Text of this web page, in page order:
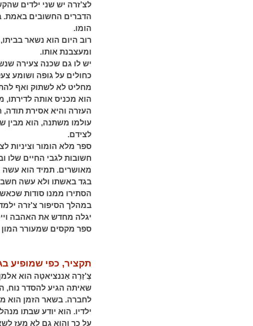
לצ'זרה יש שני ילדים
הדברים החשובים באמת.
הומו.
רוב היום הוא נשאר
ומעצבנת אותו.
יש לו גם שכנה צעירה
כחולים על גופה ושומע
מחליט לא לשתוק ואף
הוא מכניס אותה
העזרה והיא אסירת
עולמו משתנה, הוא מבין
לצידם.
ספר מלא הומור וציניות
חשובות לגבי החיים שלו
מאושרים. תמיד הוא עשה
בגד באשתו ולא עשה
הסתירו ממנו סודות
במהלך הסיפור צ'זרה
יגלה מחדש את האהבה
ספר מקסים שמעורר
תקציר, כפי שמופיע
שאיתה הגיע להסדר נוח,
לחברה. בשאר הזמן הוא
ילדיו. הוא יודע שבתו
על כך והוא גם לא מעז